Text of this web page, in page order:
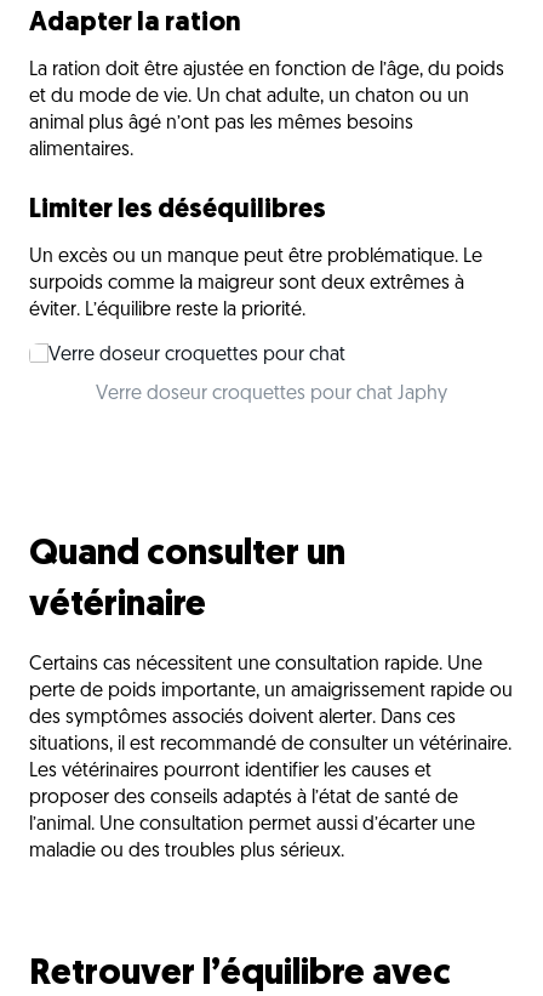
Adapter la ration
La ration doit être ajustée en fonction de l’âge, du poids
et du mode de vie. Un chat adulte, un chaton ou un
animal plus âgé n’ont pas les mêmes besoins
alimentaires.
Limiter les déséquilibres
Un excès ou un manque peut être problématique. Le
surpoids comme la maigreur sont deux extrêmes à
éviter. L’équilibre reste la priorité.
Verre doseur croquettes pour chat Japhy
Quand consulter un
vétérinaire
Certains cas nécessitent une consultation rapide. Une
perte de poids importante, un amaigrissement rapide ou
des symptômes associés doivent alerter. Dans ces
situations, il est recommandé de consulter un vétérinaire.
Les vétérinaires pourront identifier les causes et
proposer des conseils adaptés à l’état de santé de
l’animal. Une consultation permet aussi d’écarter une
maladie ou des troubles plus sérieux.
Retrouver l’équilibre avec